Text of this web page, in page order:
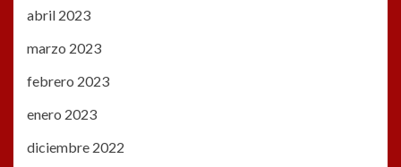
abril 2023
marzo 2023
febrero 2023
enero 2023
diciembre 2022